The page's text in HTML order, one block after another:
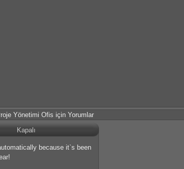
Yönetimi Ofis için Yorumlar
Kapalı
because it`s been